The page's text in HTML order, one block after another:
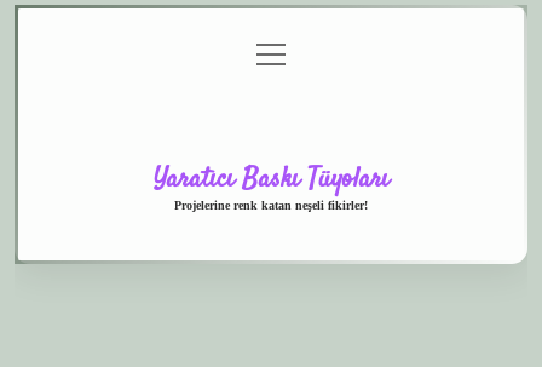
menüyü
aç
Yaratıcı Baskı Tüyoları
Projelerine renk katan neşeli fikirler!